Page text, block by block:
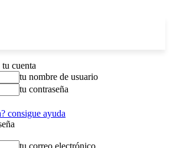
cuenta
tu nombre de usuario
tu contraseña
consigue ayuda
tu correo electrónico